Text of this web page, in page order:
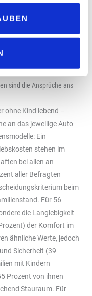
dass ihnen ein sehr
wichtig sei.
etwas
57 Prozent zwar
Fahrzeugwahl ist.
sind die Ansprüche ans
ohne Kind lebend –
an das jeweilige Auto
Ein
stehen im
bei allen an
aller Befragten
beim
Für 56
die Langlebigkeit
der Komfort im
ähnliche Werte, jedoch
Sicherheit (39
mit Kindern
Prozent von ihnen
Stauraum. Für